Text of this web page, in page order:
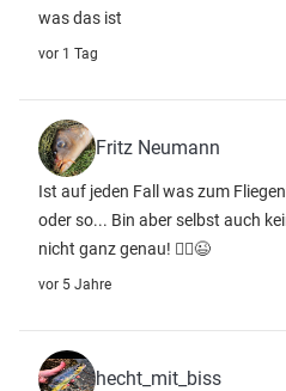
was das ist
vor 1 Tag
Fritz Neumann
Ist auf jeden Fall was zum
oder so... Bin aber selbst auch
nicht ganz genau! 🤷‍♂️😉
vor 5 Jahre
hecht_mit_biss